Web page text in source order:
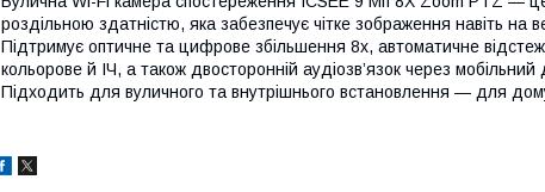
роздільною здатністю, яка забезпечує чітке зображення навіть на
Підтримує оптичне та цифрове збільшення 8x, автоматичне
кольорове й ІЧ, а також двосторонній аудіозв’язок через
Підходить для вуличного та внутрішнього встановлення — для